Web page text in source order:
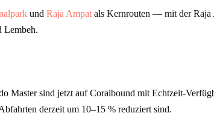
und Raja Ampat als Kernrouten — mit der Raja
Lembeh.
Master sind jetzt auf Coralbound mit Echtzeit-
derzeit um 10–15 % reduziert sind.